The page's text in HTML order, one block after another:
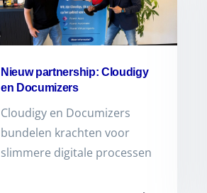
Nieuw partnership: Cloudigy
en Documizers
Cloudigy en Documizers
bundelen krachten voor
slimmere digitale processen